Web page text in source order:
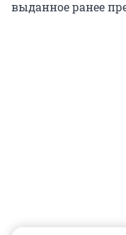
выданное ранее